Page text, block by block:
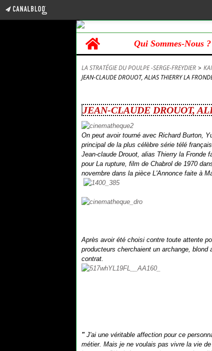
Home
Qui Sommes-Nous ?
LA STRATÉGIE DU POULPE -SERGE-FREYDIER >
JEAN-CLAUDE DROUOT, ALIAS THIERRY LA
JEAN-CLAUDE DROUOT,
On peut avoir tourné avec Richard Burton,
principal de la plus célèbre série télé
Jean-claude Drouot, alias Thierry la Fronde
pour La rupture, film de Chabrol de 1970
novembre dans la pièce L'Annonce faite à
Après avoir été choisi contre toute attente
producteurs cherchaient un archange,
contrat.
" J'ai une véritable affection pour ce
métier. Mais je ne voulais pas vivre la vie